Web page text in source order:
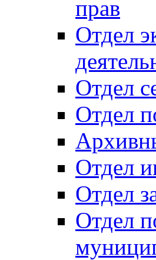
прав
Отдел
Отдел
Отдел
Отдел
Отдел
Отдел